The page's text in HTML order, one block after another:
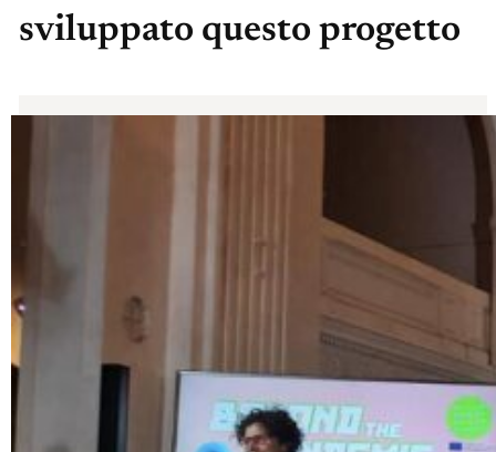
sviluppato questo progetto